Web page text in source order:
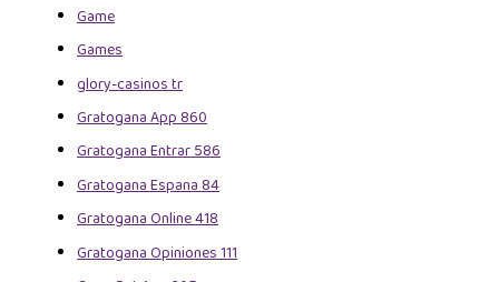
Game
Games
glory-casinos tr
Gratogana App 860
Gratogana Entrar 586
Gratogana Espana 84
Gratogana Online 418
Gratogana Opiniones 111